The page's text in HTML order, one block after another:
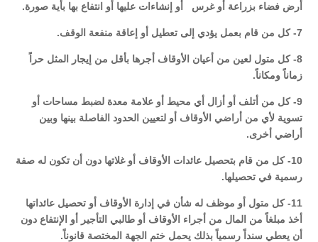
أرض فضاء بزراعة أو غرس أو إنشاءات عليها أو انتفاع بها بأية صورة.
7- كل من قام بعمل يؤدي إلى تعطيل أو إعاقة منفعة الوقف.
8- كل متول لعين من أعيان الأوقاف أجرها بأقل من إيجار المثل حراً
زماناً ومكاناً.
9- كل من أتلف أو أزال أي محيط أو علامة معدة لضبط مساحات أو
تسوية لأي من أراضي الأوقاف أو لتعيين الحدود الفاصلة بينها وبين
أراضي أخرى.
10- كل من قام بتحصيل عائدات الأوقاف أو غلاتها دون أن تكون له صفة
رسمية في تحصيلها.
11- كل متول أو موظف له شأن في إدارة الأوقاف أو تحصيل عائداتها
أخذ مبلغاً من المال من أجراء الأوقاف أو طالبي التأجير أو الإنتفاع دون
أن يعطي سنداً رسمياً بذلك يحمل ختم الجهة المختصة قانوناً.